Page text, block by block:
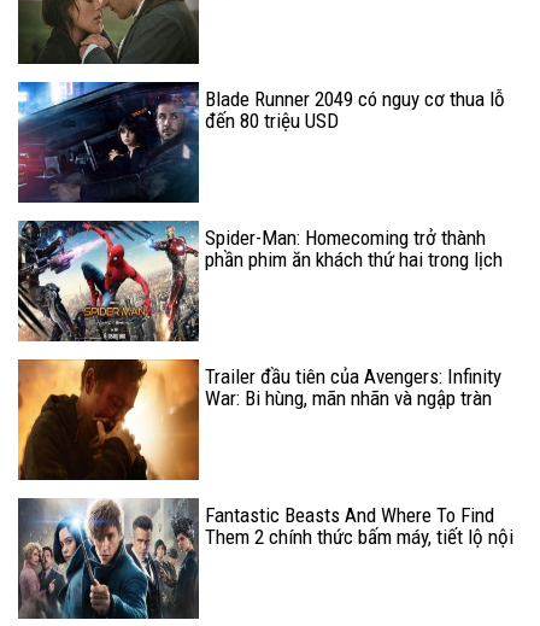
Blade Runner 2049 có nguy cơ thua lỗ
đến 80 triệu USD
Spider-Man: Homecoming trở thành
phần phim ăn khách thứ hai trong lịch
Trailer đầu tiên của Avengers: Infinity
War: Bi hùng, mãn nhãn và ngập tràn
Fantastic Beasts And Where To Find
Them 2 chính thức bấm máy, tiết lộ nội